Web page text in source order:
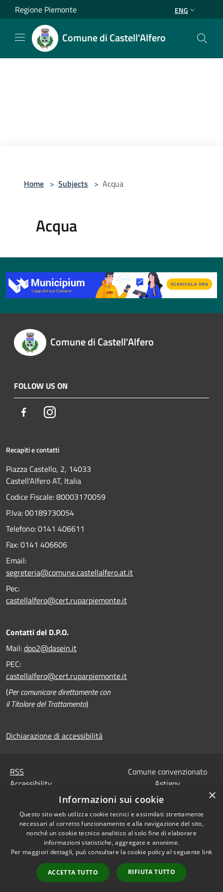
Salta al contenuto principale
Regione Piemonte ENG
Comune di Castell'Alfero
Home > Subjects > Acqua
Acqua
Comune di Castell'Alfero
FOLLOW US ON
FacebookInstagram
Recapiti e contatti
Piazza Castello, 2, 14033
Castell'Alfero AT, Italia
Codice Fiscale: 80003170059
P.Iva: 00189730054
Telefono:0141 406611
Fax:0141 406606
Email:
segreteria@comune.castellalfero.at.it
Pec:
castellalfero@cert.ruparpiemonte.it
Contatti del D.P.O.
Mail:dpo2@dasein.it
PEC:
castellalfero@cert.ruparpiemonte.it
(Per comunicare direttamente con
il Titolare del Trattamento)
Dichiarazione di accessibilità
RSS
Accessibility
Sitemap
Codice Univoco IPA,
Tesoreria e Coordinate
bancarie
Dati di contatto DPO
Dichiarazione di
Comune convenzionato
Astigov
Progetto|Convenzione
Adesioni
•Accesso redazione
×
Informazioni sui cookie
Questo sito web utilizza cookie tecnici e assimilati strettamente
necessari al corretto funzionamento e alla navigazione del sito,
nonché un cookie tecnico analitico al solo fine di elaborare
informazioni statistiche, aggregate e anonime.
Per maggiori dettagli, può consultare la cookie policy al seguente link
ACCETTA TUTTO RIFIUTA TUTTO